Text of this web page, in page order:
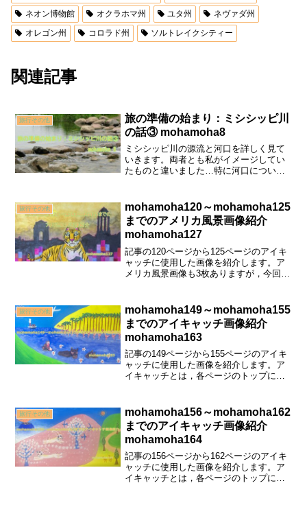
ネオン博物館
オクラホマ州 ユタ州
ネヴァダ州
オレゴン州
コロラド州 ソルトレイクシティー
関連記事
旅行その他
旅の準備の始まり：ミシシッピ川
の話③ mohamoha8
ミシシッピ川の源流と河口を詳しく見て
いきます。両者とも私がイメージしてい
たものと違いました…特に河口について
かります。他にも源流は湖だったことに
吃驚…。
旅行その他
mohamoha120～mohamoha125
までのアメリカ風景画像紹介
mohamoha127
記事の120ページから125ページのアイキ
ャッチに使用した画像を紹介します。ア
メリカ風景画像も3枚ありますが，今回の
す。載っていた車の紹介とガネーシャの
お祭りを紹介しています。
旅行その他
mohamoha149～mohamoha155
までのアイキャッチ画像紹介
mohamoha163
記事の149ページから155ページのアイキ
ャッチに使用した画像を紹介します。ア
イキャッチとは，各ページのトップにあ
国立墓地についても，詳しく紹介してい
ます。
旅行その他
mohamoha156～mohamoha162
までのアイキャッチ画像紹介
mohamoha164
記事の156ページから162ページのアイキ
ャッチに使用した画像を紹介します。ア
イキャッチとは，各ページのトップにあ